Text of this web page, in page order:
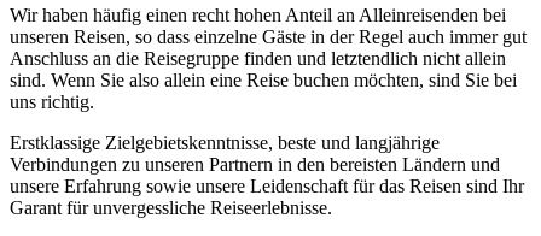
Wir haben häufig einen recht hohen Anteil an Alleinreisenden bei
unseren Reisen, so dass einzelne Gäste in der Regel auch immer gut
Anschluss an die Reisegruppe finden und letztendlich nicht allein
sind. Wenn Sie also allein eine Reise buchen möchten, sind Sie bei
uns richtig.
Erstklassige Zielgebietskenntnisse, beste und langjährige
Verbindungen zu unseren Partnern in den bereisten Ländern und
unsere Erfahrung sowie unsere Leidenschaft für das Reisen sind Ihr
Garant für unvergessliche Reiseerlebnisse.